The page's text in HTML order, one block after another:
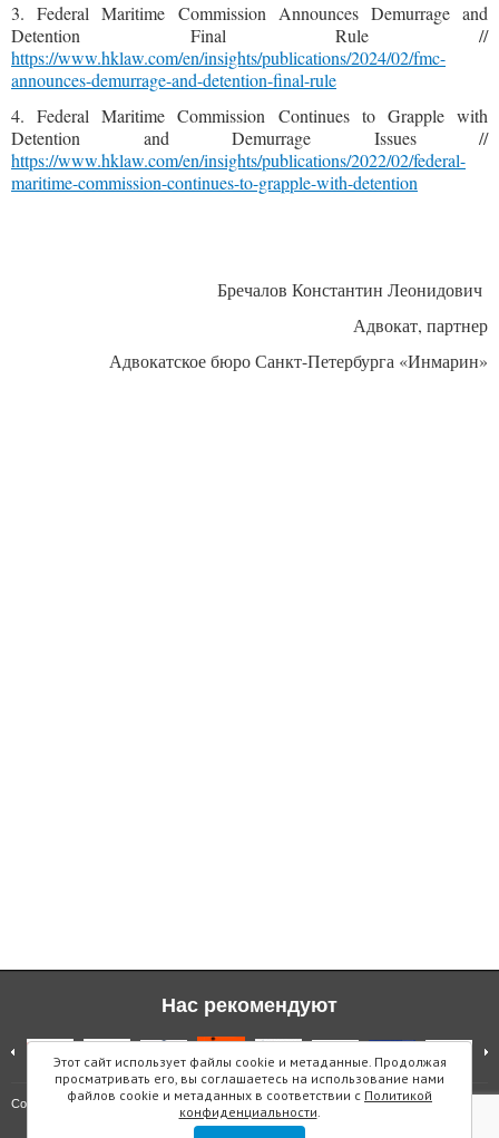
3. Federal Maritime Commission Announces Demurrage and
Detention Final Rule //
https://www.hklaw.com/en/insights/publications/2024/02/fmc-
announces-demurrage-and-detention-final-rule
4. Federal Maritime Commission Continues to Grapple with
Detention and Demurrage Issues //
https://www.hklaw.com/en/insights/publications/2022/02/federal-
maritime-commission-continues-to-grapple-with-detention
Бречалов Константин Леонидович
Адвокат, партнер
Адвокатское бюро Санкт-Петербурга «Инмарин»
Этот сайт использует файлы cookie и метаданные. Продолжая
просматривать его, вы соглашаетесь на использование нами
файлов cookie и метаданных в соответствии с Политикой
конфиденциальности.
Нас рекомендуют
Copyright © "Инмарин" Карта сайта